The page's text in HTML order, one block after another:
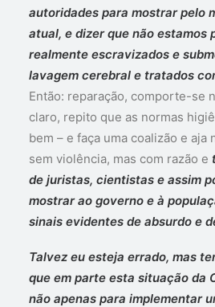
autoridades para mostrar pelo
atual, e dizer que não estamos
realmente escravizados e
lavagem cerebral e tratados
Então: reparação, comporte-se
claro, repito que as normas
bem – e faça uma coalizão e aja
sem violência, mas com razão e
de juristas, cientistas e assim
mostrar ao governo e à
sinais evidentes de absurdo e
Talvez eu esteja errado, mas
que em parte esta situação da
não apenas para implementar